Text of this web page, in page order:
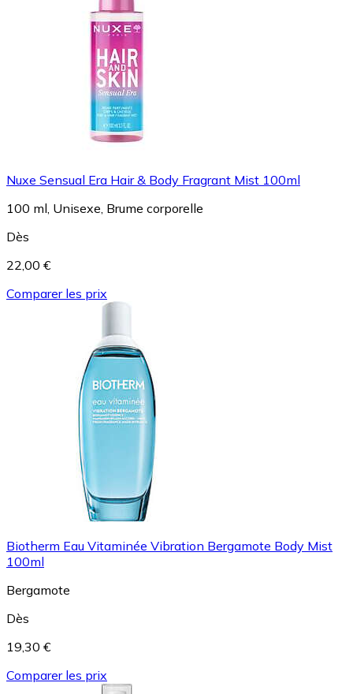
Nuxe Sensual Era Hair & Body Fragrant Mist 100ml
100 ml, Unisexe, Brume corporelle
Dès
22,00 €
Comparer les prix
Biotherm Eau Vitaminée Vibration Bergamote Body Mist
100ml
Bergamote
Dès
19,30 €
Comparer les prix